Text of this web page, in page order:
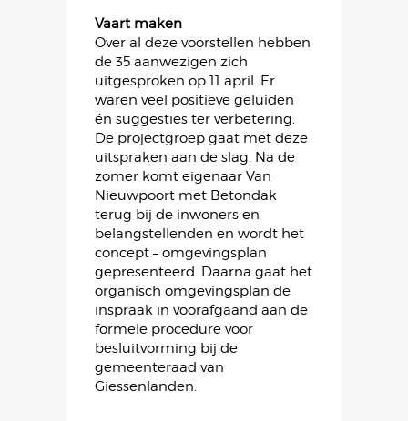
Vaart maken
Over al deze voorstellen hebben
de 35 aanwezigen zich
uitgesproken op 11 april. Er
waren veel positieve geluiden
én suggesties ter verbetering.
De projectgroep gaat met deze
uitspraken aan de slag. Na de
zomer komt eigenaar Van
Nieuwpoort met Betondak
terug bij de inwoners en
belangstellenden en wordt het
concept – omgevingsplan
gepresenteerd. Daarna gaat het
organisch omgevingsplan de
inspraak in voorafgaand aan de
formele procedure voor
besluitvorming bij de
gemeenteraad van
Giessenlanden.